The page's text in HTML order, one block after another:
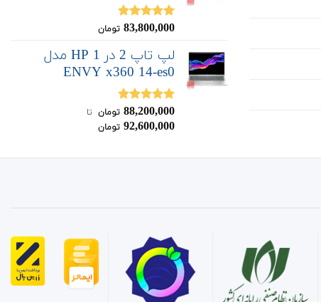
نمره5.00
83,800,000 تومان
لپ تاپ 2 در 1 HP مدل
ENVY x360 14-es0
نمره5.00
از 5
88,200,000 تومان ‌ تا ‌
92,600,000 تومان